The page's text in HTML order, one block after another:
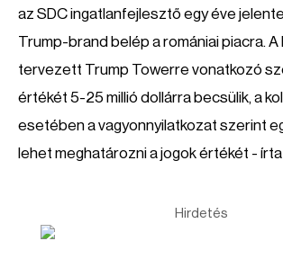
az SDC ingatlanfejlesztő egy éve
Trump-brand belép a romániai piacra.
tervezett Trump Towerre vonatkozó
értékét 5-25 millió dollárra becsülik, a
esetében a vagyonnyilatkozat szerint
lehet meghatározni a jogok értékét -
Hirdetés